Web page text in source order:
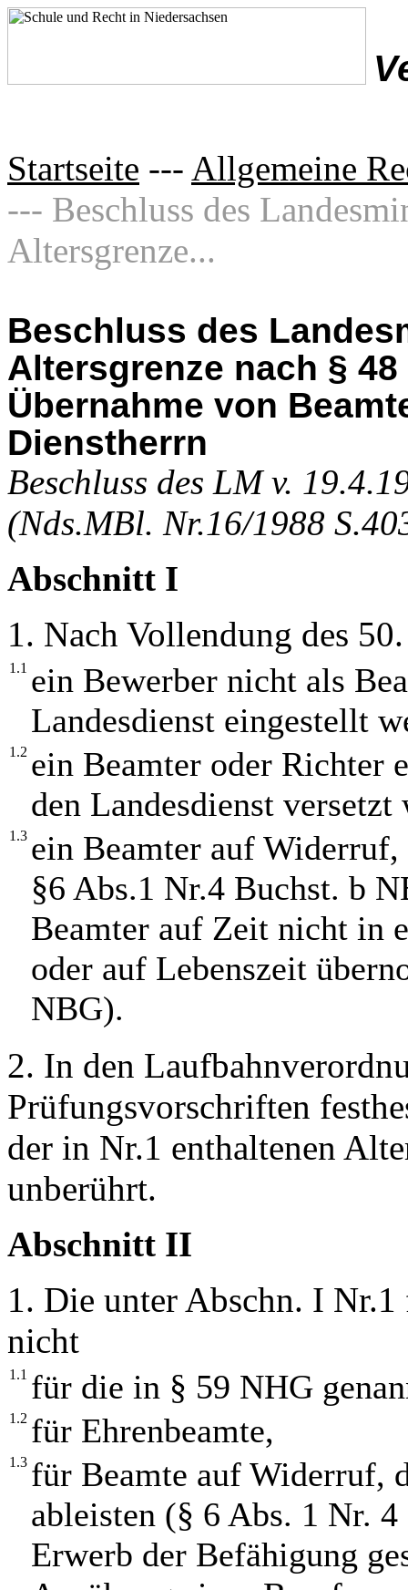
Startseite --- Allgemeine
--- Beschluss des
Altersgrenze...
Beschluss des
Altersgrenze nach §
Übernahme von
Dienstherrn
Beschluss des LM v.
(Nds.MBl. Nr.16/1988
Abschnitt I
1. Nach Vollendung des
1.1 ein Bewerber nicht als
Landesdienst eingestellt
1.2 ein Beamter oder Richter
den Landesdienst
1.3 ein Beamter auf Widerruf,
§6 Abs.1 Nr.4 Buchst. b
Beamter auf Zeit nicht in
oder auf Lebenszeit
NBG).
2. In den
Prüfungsvorschriften
der in Nr.1 enthaltenen
unberührt.
Abschnitt II
1. Die unter Abschn. I Nr.1
nicht
1.1 für die in § 59 NHG
1.2 für Ehrenbeamte,
1.3 für Beamte auf Widerruf,
ableisten (§ 6 Abs. 1 Nr.
Erwerb der Befähigung